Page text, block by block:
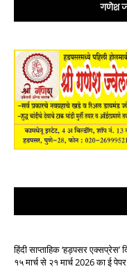
गणेश
हिंदी साप्ताहिक ‘हड़पसर एक्सप्रेस’
१५ मार्च से २१ मार्च 2026 का ई पेपर